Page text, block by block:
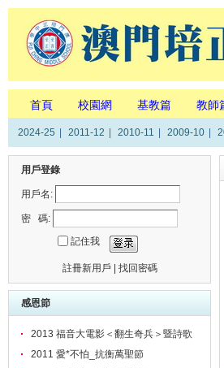
首頁 校園網 基教篇 教師
2024-25 2011-12 2010-11 2009-10
用戶登錄
用戶名:
密 碼:
記住我
註冊新用戶 找回密碼
感恩節
2013 福音大電影＜翻生奇兵＞暨詩歌
分享會
2011 愛*不怕_抗衡萬聖節